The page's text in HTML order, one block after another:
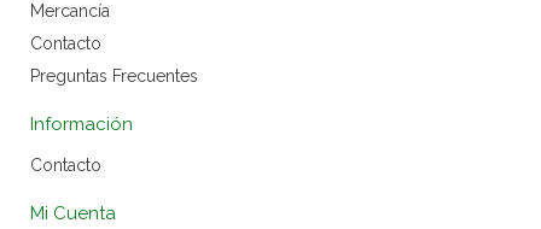
Mercancía
Contacto
Preguntas Frecuentes
Información
Contacto
Mi Cuenta